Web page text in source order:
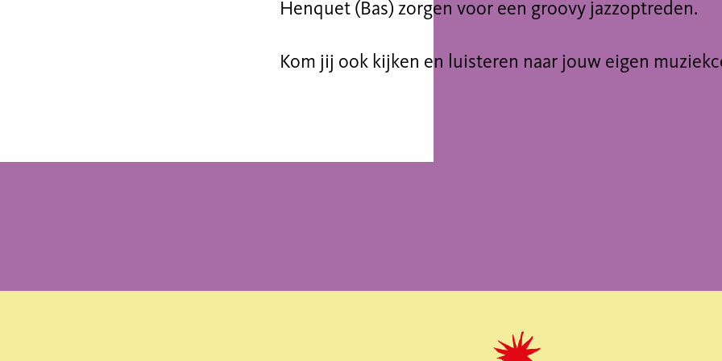
Henquet (Bas) zorgen voor een groovy jazzoptreden.
Kom jij ook kijken en luisteren naar jouw eigen